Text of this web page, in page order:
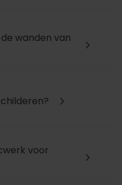
wanden van
arrow_forward_ios
arrow_forward_ios
voor
arrow_forward_ios